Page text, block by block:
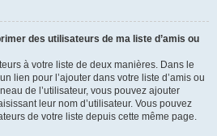
des utilisateurs de ma liste d’amis ou
à votre liste de deux manières. Dans le
lien pour l’ajouter dans votre liste d’amis ou
de l’utilisateur, vous pouvez ajouter
leur nom d’utilisateur. Vous pouvez
de votre liste depuis cette même page.